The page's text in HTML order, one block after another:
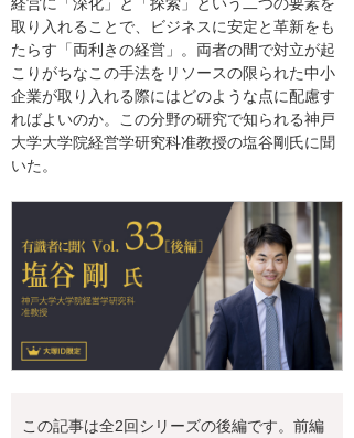
取り入れることで、ビジネスに安定と革新をも
たらす「両利きの経営」。両者の間で対立が起
こりがちなこの手法をリソースの限られた中小
企業が取り入れる際にはどのような点に配慮す
ればよいのか。この分野の研究で知られる神戸
大学大学院経営学研究科准教授の塩谷剛氏に聞
いた。
この記事は全2回シリーズの後編です。前編